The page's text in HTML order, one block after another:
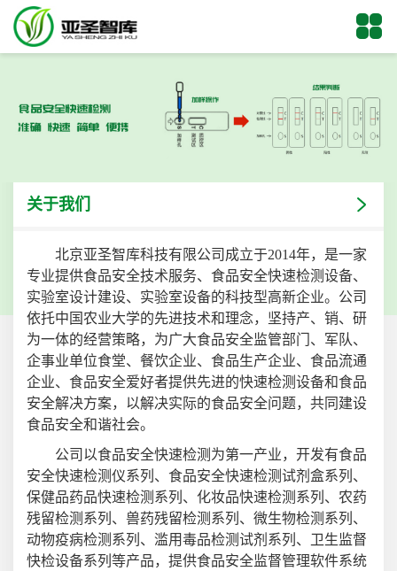
关于我们
北京亚圣智库科技有限公司成立于2014年，是一家
专业提供食品安全技术服务、食品安全快速检测设备、
实验室设计建设、实验室设备的科技型高新企业。公司
依托中国农业大学的先进技术和理念，坚持产、销、研
为一体的经营策略，为广大食品安全监管部门、军队、
企事业单位食堂、餐饮企业、食品生产企业、食品流通
企业、食品安全爱好者提供先进的快速检测设备和食品
安全解决方案，以解决实际的食品安全问题，共同建设
食品安全和谐社会。
公司以食品安全快速检测为第一产业，开发有食品
安全快速检测仪系列、食品安全快速检测试剂盒系列、
保健品药品快速检测系列、化妆品快速检测系列、农药
残留检测系列、兽药残留检测系列、微生物检测系列、
动物疫病检测系列、滥用毒品检测试剂系列、卫生监督
快检设备系列等产品，提供食品安全监督管理软件系统